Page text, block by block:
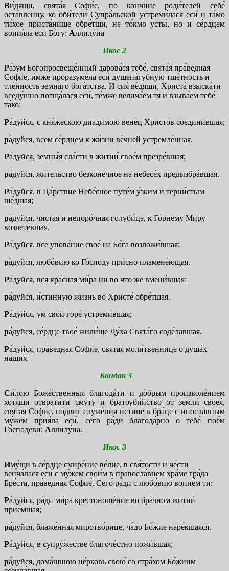
Ви́дящи, свята́я Софи́е, по кончи́не роди́телей себе́
оста́вленну, ко оби́тели Супра́льской устреми́лася еси́ и та́мо
ти́хое приста́нище обре́тши, не то́кмо усты́, но и се́рдцем
вопия́ла еси́ Бо́гу: Аллилу́иа
Икос 2
Ра́зум Богопросвеще́нный дарова́ся тебе́, свята́я пра́ведная
Софи́е, и́мже проразуме́ла еси́ душепа́губную тще́тность и
тле́нность земна́го бога́тства. И сия́ ве́дящи, Христа́ взыска́ти
вседу́шно потща́лася еси́, те́мже велича́ем тя и взыва́ем тебе́
та́ко:
Ра́дуйся, с кня́жескою диади́мою вене́ц Христо́в соедини́вшая;
ра́дуйся, всем се́рдцем к жи́зни ве́чней устремле́нная.
Ра́дуйся, земны́я сла́сти в житии́ свое́м презре́вшая;
ра́дуйся, жи́тельство безконе́чное на небесе́х предызбра́вшая.
Ра́дуйся, в Ца́рствие Небе́сное путе́м у́зким и терни́стым
ше́дшая;
ра́дуйся, чи́стая и непоро́чная голуби́це, к Го́рнему Ми́ру
возлете́вшая.
Ра́дуйся, все упова́ние свое́ на Бо́га возложи́вшая;
ра́дуйся, любо́вию ко Го́споду при́сно пламене́ющая.
Ра́дуйся, вся кра́сная ми́ра ни во что же вмени́вшая;
ра́дуйся, и́стинную жизнь во Христе́ обре́тшая.
Ра́дуйся, ум свой горе́ устреми́вшая;
ра́дуйся, се́рдце твое́ жили́ще Ду́ха Свята́го соде́лавшая.
Ра́дуйся, пра́ведная Софи́е, свята́я моли́твеннице о душа́х
на́ших
Кондак 3
Си́лою Боже́ственныя благода́ти и до́брым произволе́нием
хотя́щи отврати́ти сму́ту и братоуби́йство от земли́ своея́,
свята́я Софи́е, по́двиг служе́ния и́стине в бра́це с иносла́вным
му́жем прия́ла еси́, сего ра́ди благода́рно о тебе́ пое́м
Го́сподеви: Аллилу́иа.
Икос 3
Иму́щи в се́рдце смире́ние ве́лие, в свя́тости и че́сти
венча́лася еси́ с му́жем свои́м в правосла́внем хра́ме гра́да
Бре́ста, пра́ведная Софие́. Сего́ ра́ди с любо́вию вопие́м ти:
Ра́дуйся, ра́ди ми́ра крестоноше́ние во бра́чном житии́
прие́мшая;
ра́дуйся, блаже́нная миротво́рице, ча́до Бо́жие наре́кшаяся.
Ра́дуйся, в супру́жестве благоче́стно пожи́вшая;
ра́дуйся, дома́шнюю це́рковь свою́ со стра́хом Бо́жиим